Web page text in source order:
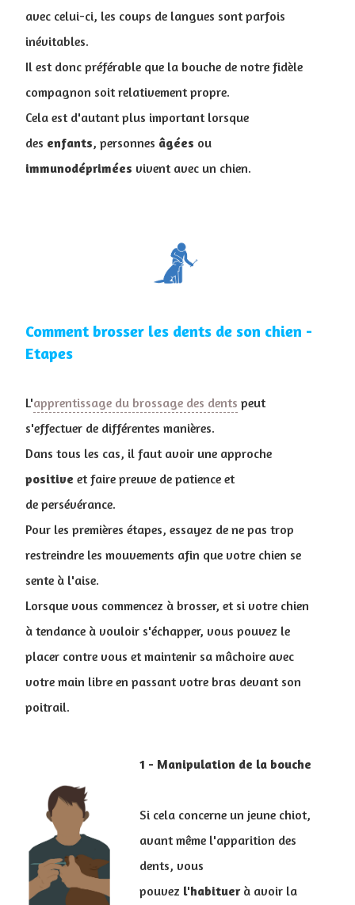
avec celui-ci, les coups de langues sont parfois
inévitables.
Il est donc préférable que la bouche de notre fidèle
compagnon soit relativement propre.
Cela est d'autant plus important lorsque
des enfants, personnes âgées ou
immunodéprimées vivent avec un chien.
Comment brosser les dents de son chien -
Etapes
L'apprentissage du brossage des dents peut
s'effectuer de différentes manières.
Dans tous les cas, il faut avoir une approche
positive et faire preuve de patience et
de persévérance.
Pour les premières étapes, essayez de ne pas trop
restreindre les mouvements afin que votre chien se
sente à l'aise.
Lorsque vous commencez à brosser, et si votre chien
à tendance à vouloir s'échapper, vous pouvez le
placer contre vous et maintenir sa mâchoire avec
votre main libre en passant votre bras devant son
poitrail.
1 - Manipulation de la bouche
Si cela concerne un jeune chiot,
avant même l'apparition des
dents, vous
pouvez l'habituerà avoir la